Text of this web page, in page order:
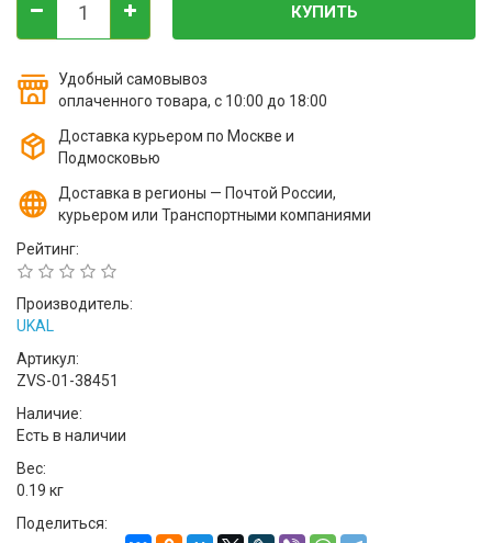
КУПИТЬ
Удобный самовывоз
оплаченного товара, с 10:00 до 18:00
Доставка курьером по Москве и
Подмосковью
Доставка в регионы — Почтой России,
курьером или Транспортными компаниями
Рейтинг:
Производитель:
UKAL
Артикул:
ZVS-01-38451
Наличие:
Есть в наличии
Вес:
0.19 кг
Поделиться: